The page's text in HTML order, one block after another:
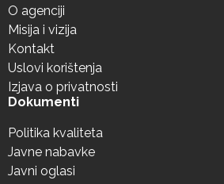
O agenciji
Misija i vizija
Kontakt
Uslovi korištenja
Izjava o privatnosti
Dokumenti
Politika kvaliteta
Javne nabavke
Javni oglasi